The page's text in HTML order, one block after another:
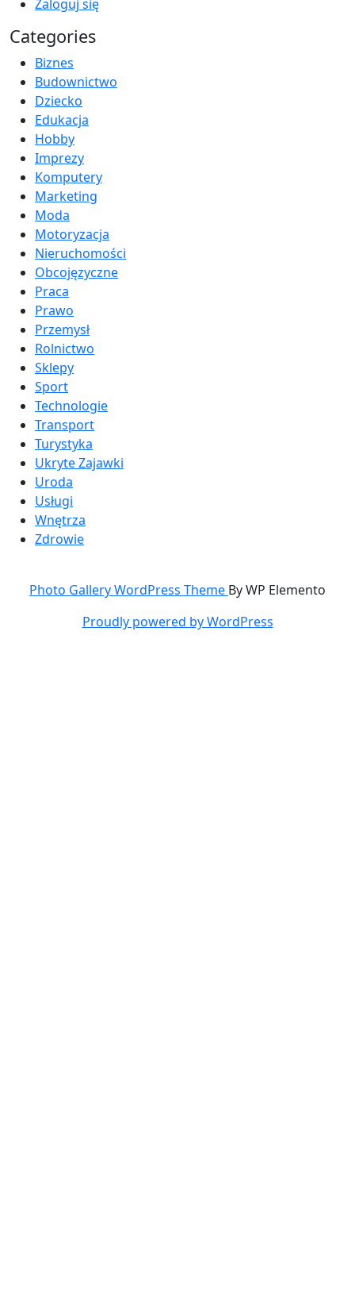
Zaloguj się
Categories
Biznes
Budownictwo
Dziecko
Edukacja
Hobby
Imprezy
Komputery
Marketing
Moda
Motoryzacja
Nieruchomości
Obcojęzyczne
Praca
Prawo
Przemysł
Rolnictwo
Sklepy
Sport
Technologie
Transport
Turystyka
Ukryte Zajawki
Uroda
Usługi
Wnętrza
Zdrowie
Photo Gallery WordPress Theme By WP Elemento
Proudly powered by WordPress